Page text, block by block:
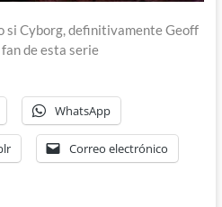
si Cyborg, definitivamente Geoff
fan de esta serie
WhatsApp
Correo electrónico